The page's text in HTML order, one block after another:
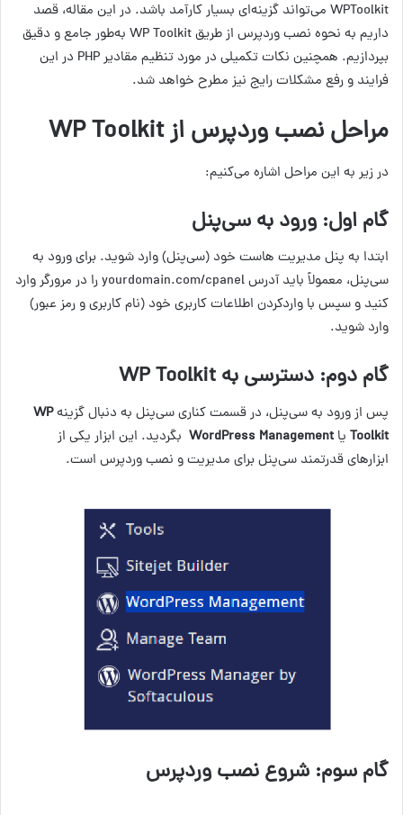
WPToolkit می‌تواند گزینه‌ای بسیار کارآمد باشد. در این مقاله، قصد
داریم به نحوه نصب وردپرس از طریق WP Toolkit به‌طور جامع و دقیق
بپردازیم. همچنین نکات تکمیلی در مورد تنظیم مقادیر PHP در این
فرایند و رفع مشکلات رایج نیز مطرح خواهد شد.
مراحل نصب وردپرس از WP Toolkit
در زیر به این مراحل اشاره می‌کنیم:
گام اول: ورود به سی‌پنل
ابتدا به پنل مدیریت هاست خود (سی‌پنل) وارد شوید. برای ورود به
سی‌پنل، معمولاً باید آدرس yourdomain.com/cpanel را در مرورگر وارد
کنید و سپس با واردکردن اطلاعات کاربری خود (نام کاربری و رمز عبور)
وارد شوید.
گام دوم: دسترسی به WP Toolkit
پس از ورود به سی‌پنل، در قسمت کناری سی‌پنل به دنبال گزینهWP
Toolkit یاWordPress Management بگردید. این ابزار یکی از
ابزارهای قدرتمند سی‌پنل برای مدیریت و نصب وردپرس است.
گام سوم: شروع نصب وردپرس